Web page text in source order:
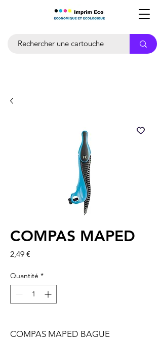
COMPAS MAPED
2,49 €
Quantité *
COMPAS MAPED BAGUE